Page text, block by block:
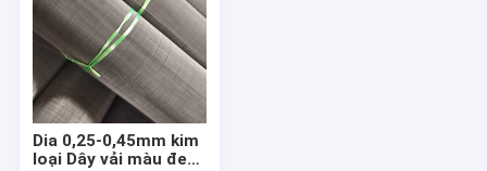
Lưới lọc dây
Lưới dây sợi
Dia 0,25-0,45mm kim
loại Dây vải màu đen